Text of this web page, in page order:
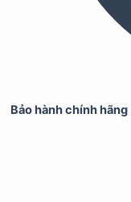
Bảo hành chính hãng